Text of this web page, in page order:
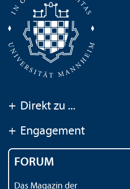
+ Direkt zu ...
+ Engagement
FORUM
Das Magazin der